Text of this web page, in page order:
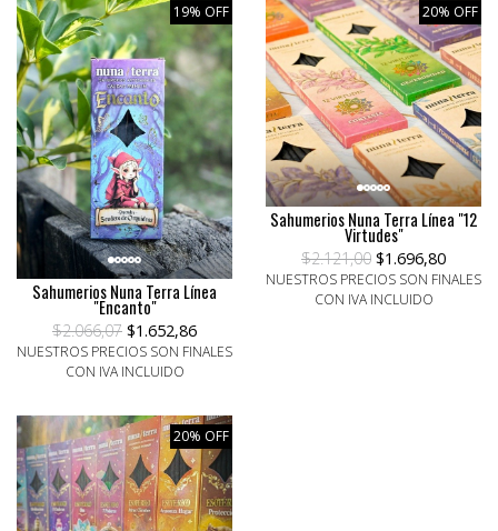
19% OFF
Sahumerios Nuna Terra Línea
"Encanto"
$2.066,07 $1.652,86
NUESTROS PRECIOS SON FINALES
CON IVA INCLUIDO
20% OFF
Sahumerios Nuna Terra Línea "12
Virtudes"
$2.121,00 $1.696,80
NUESTROS PRECIOS SON FINALES
CON IVA INCLUIDO
20% OFF